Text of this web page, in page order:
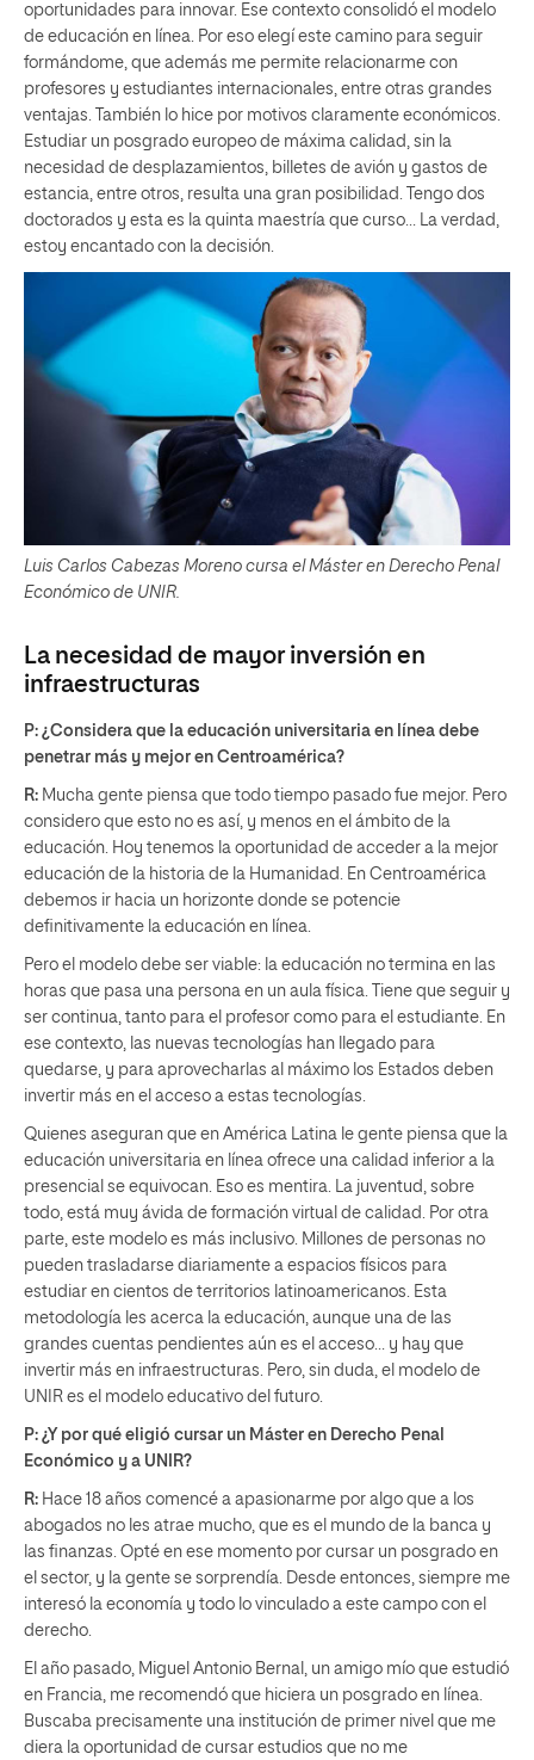
oportunidades para innovar. Ese contexto consolidó el modelo
de educación en línea. Por eso elegí este camino para seguir
formándome, que además me permite relacionarme con
profesores y estudiantes internacionales, entre otras grandes
ventajas. También lo hice por motivos claramente económicos.
Estudiar un posgrado europeo de máxima calidad, sin la
necesidad de desplazamientos, billetes de avión y gastos de
estancia, entre otros, resulta una gran posibilidad. Tengo dos
doctorados y esta es la quinta maestría que curso… La verdad,
estoy encantado con la decisión.
Luis Carlos Cabezas Moreno cursa el Máster en Derecho Penal
Económico de UNIR.
La necesidad de mayor inversión en
infraestructuras
P: ¿Considera que la educación universitaria en línea debe
penetrar más y mejor en Centroamérica?
R: Mucha gente piensa que todo tiempo pasado fue mejor. Pero
considero que esto no es así, y menos en el ámbito de la
educación. Hoy tenemos la oportunidad de acceder a la mejor
educación de la historia de la Humanidad. En Centroamérica
debemos ir hacia un horizonte donde se potencie
definitivamente la educación en línea.
Pero el modelo debe ser viable: la educación no termina en las
horas que pasa una persona en un aula física. Tiene que seguir y
ser continua, tanto para el profesor como para el estudiante. En
ese contexto, las nuevas tecnologías han llegado para
quedarse, y para aprovecharlas al máximo los Estados deben
invertir más en el acceso a estas tecnologías.
Quienes aseguran que en América Latina le gente piensa que la
educación universitaria en línea ofrece una calidad inferior a la
presencial se equivocan. Eso es mentira. La juventud, sobre
todo, está muy ávida de formación virtual de calidad. Por otra
parte, este modelo es más inclusivo. Millones de personas no
pueden trasladarse diariamente a espacios físicos para
estudiar en cientos de territorios latinoamericanos. Esta
metodología les acerca la educación, aunque una de las
grandes cuentas pendientes aún es el acceso… y hay que
invertir más en infraestructuras. Pero, sin duda, el modelo de
UNIR es el modelo educativo del futuro.
P: ¿Y por qué eligió cursar un Máster en Derecho Penal
Económico y a UNIR?
R: Hace 18 años comencé a apasionarme por algo que a los
abogados no les atrae mucho, que es el mundo de la banca y
las finanzas. Opté en ese momento por cursar un posgrado en
el sector, y la gente se sorprendía. Desde entonces, siempre me
interesó la economía y todo lo vinculado a este campo con el
derecho.
El año pasado, Miguel Antonio Bernal, un amigo mío que estudió
en Francia, me recomendó que hiciera un posgrado en línea.
Buscaba precisamente una institución de primer nivel que me
diera la oportunidad de cursar estudios que no me